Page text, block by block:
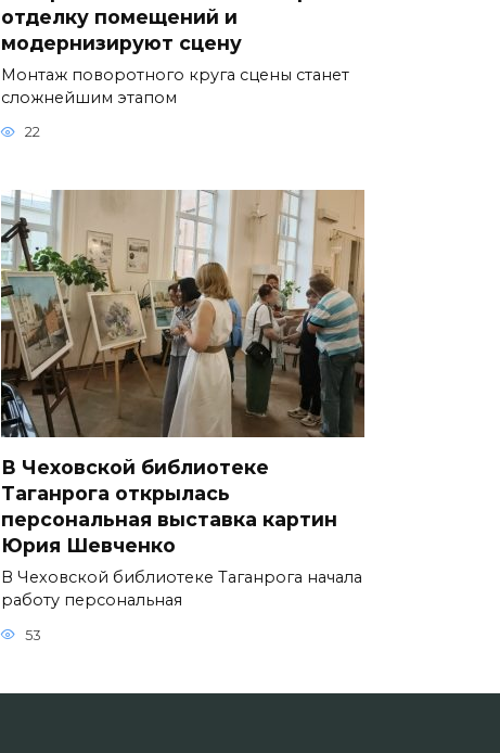
отделку помещений и
модернизируют сцену
Монтаж поворотного круга сцены станет
сложнейшим этапом
22
В Чеховской библиотеке
Таганрога открылась
персональная выставка картин
Юрия Шевченко
В Чеховской библиотеке Таганрога начала
работу персональная
53